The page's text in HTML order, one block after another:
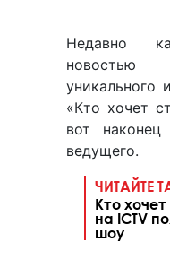
Недавно
уникального
«Кто хочет
вот
ведущего.
ЧИТАЙТЕ
Кто
на ICTV
шоу